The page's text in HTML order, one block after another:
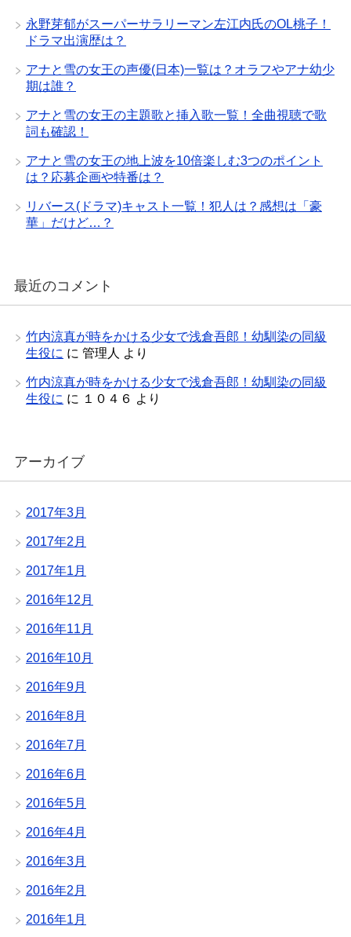
永野芽郁がスーパーサラリーマン左江内氏のOL桃子！
ドラマ出演歴は？
アナと雪の女王の声優(日本)一覧は？オラフやアナ幼少
期は誰？
アナと雪の女王の主題歌と挿入歌一覧！全曲視聴で歌
詞も確認！
アナと雪の女王の地上波を10倍楽しむ3つのポイント
は？応募企画や特番は？
リバース(ドラマ)キャスト一覧！犯人は？感想は「豪
華」だけど…？
最近のコメント
竹内涼真が時をかける少女で浅倉吾郎！幼馴染の同級
生役に に 管理人 より
竹内涼真が時をかける少女で浅倉吾郎！幼馴染の同級
生役に に １０４６ より
アーカイブ
2017年3月
2017年2月
2017年1月
2016年12月
2016年11月
2016年10月
2016年9月
2016年8月
2016年7月
2016年6月
2016年5月
2016年4月
2016年3月
2016年2月
2016年1月